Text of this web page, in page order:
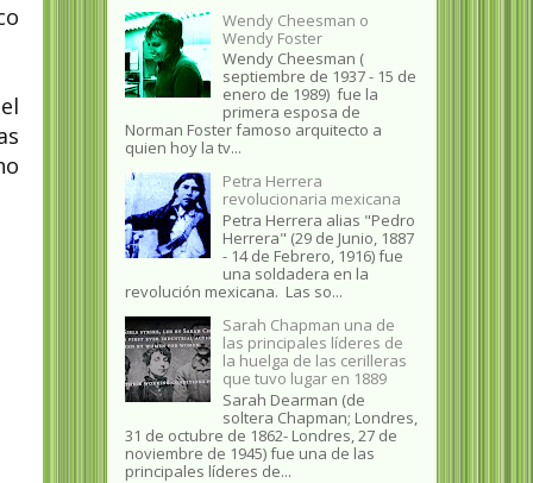
Wendy Cheesman o
Wendy Foster
Wendy Cheesman (
septiembre de 1937 - 15 de
enero de 1989) fue la
primera esposa de
Norman Foster famoso arquitecto a
quien hoy la tv...
Petra Herrera
revolucionaria mexicana
Petra Herrera alias "Pedro
Herrera" (29 de Junio, 1887
- 14 de Febrero, 1916) fue
una soldadera en la
revolución mexicana. Las so...
Sarah Chapman una de
las principales líderes de
la huelga de las cerilleras
que tuvo lugar en 1889
Sarah Dearman (de
soltera Chapman; Londres,
31 de octubre de 1862​- Londres, 27 de
noviembre de 1945)​ fue una de las
principales líderes de...